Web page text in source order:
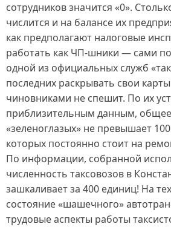
сотрудников значится «0».
числится и на балансе их
как предполагают налоговые
работать как ЧП-шники — сами
одной из официальных служб
последних раскрывать свои
чиновниками не спешит. По их
приблизительным данным, общее
«зеленоглазых» не превышает
которых постоянно стоит на
По информации, собранной
численность таксовозов в
зашкаливает за 400 единиц! На
состояние «шашечного»
трудовые аспекты работы